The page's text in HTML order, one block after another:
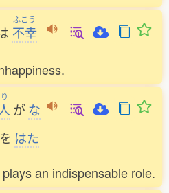
ふこう
不幸
がな
を はた
an indispensable role.